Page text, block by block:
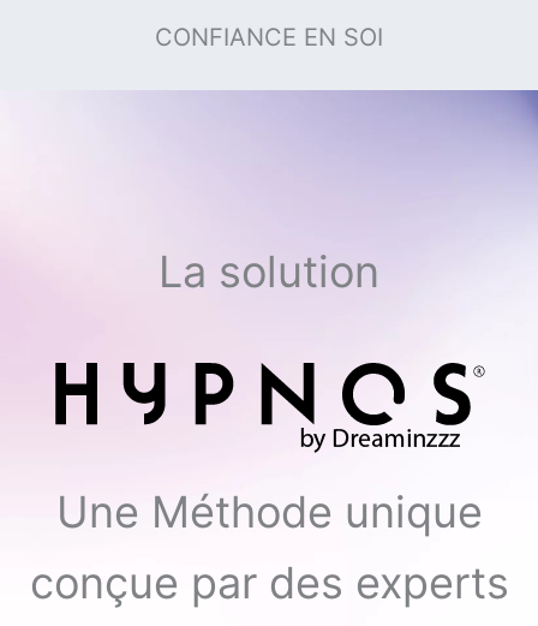
CONFIANCE EN SOI
La solution
Une Méthode unique
conçue par des experts